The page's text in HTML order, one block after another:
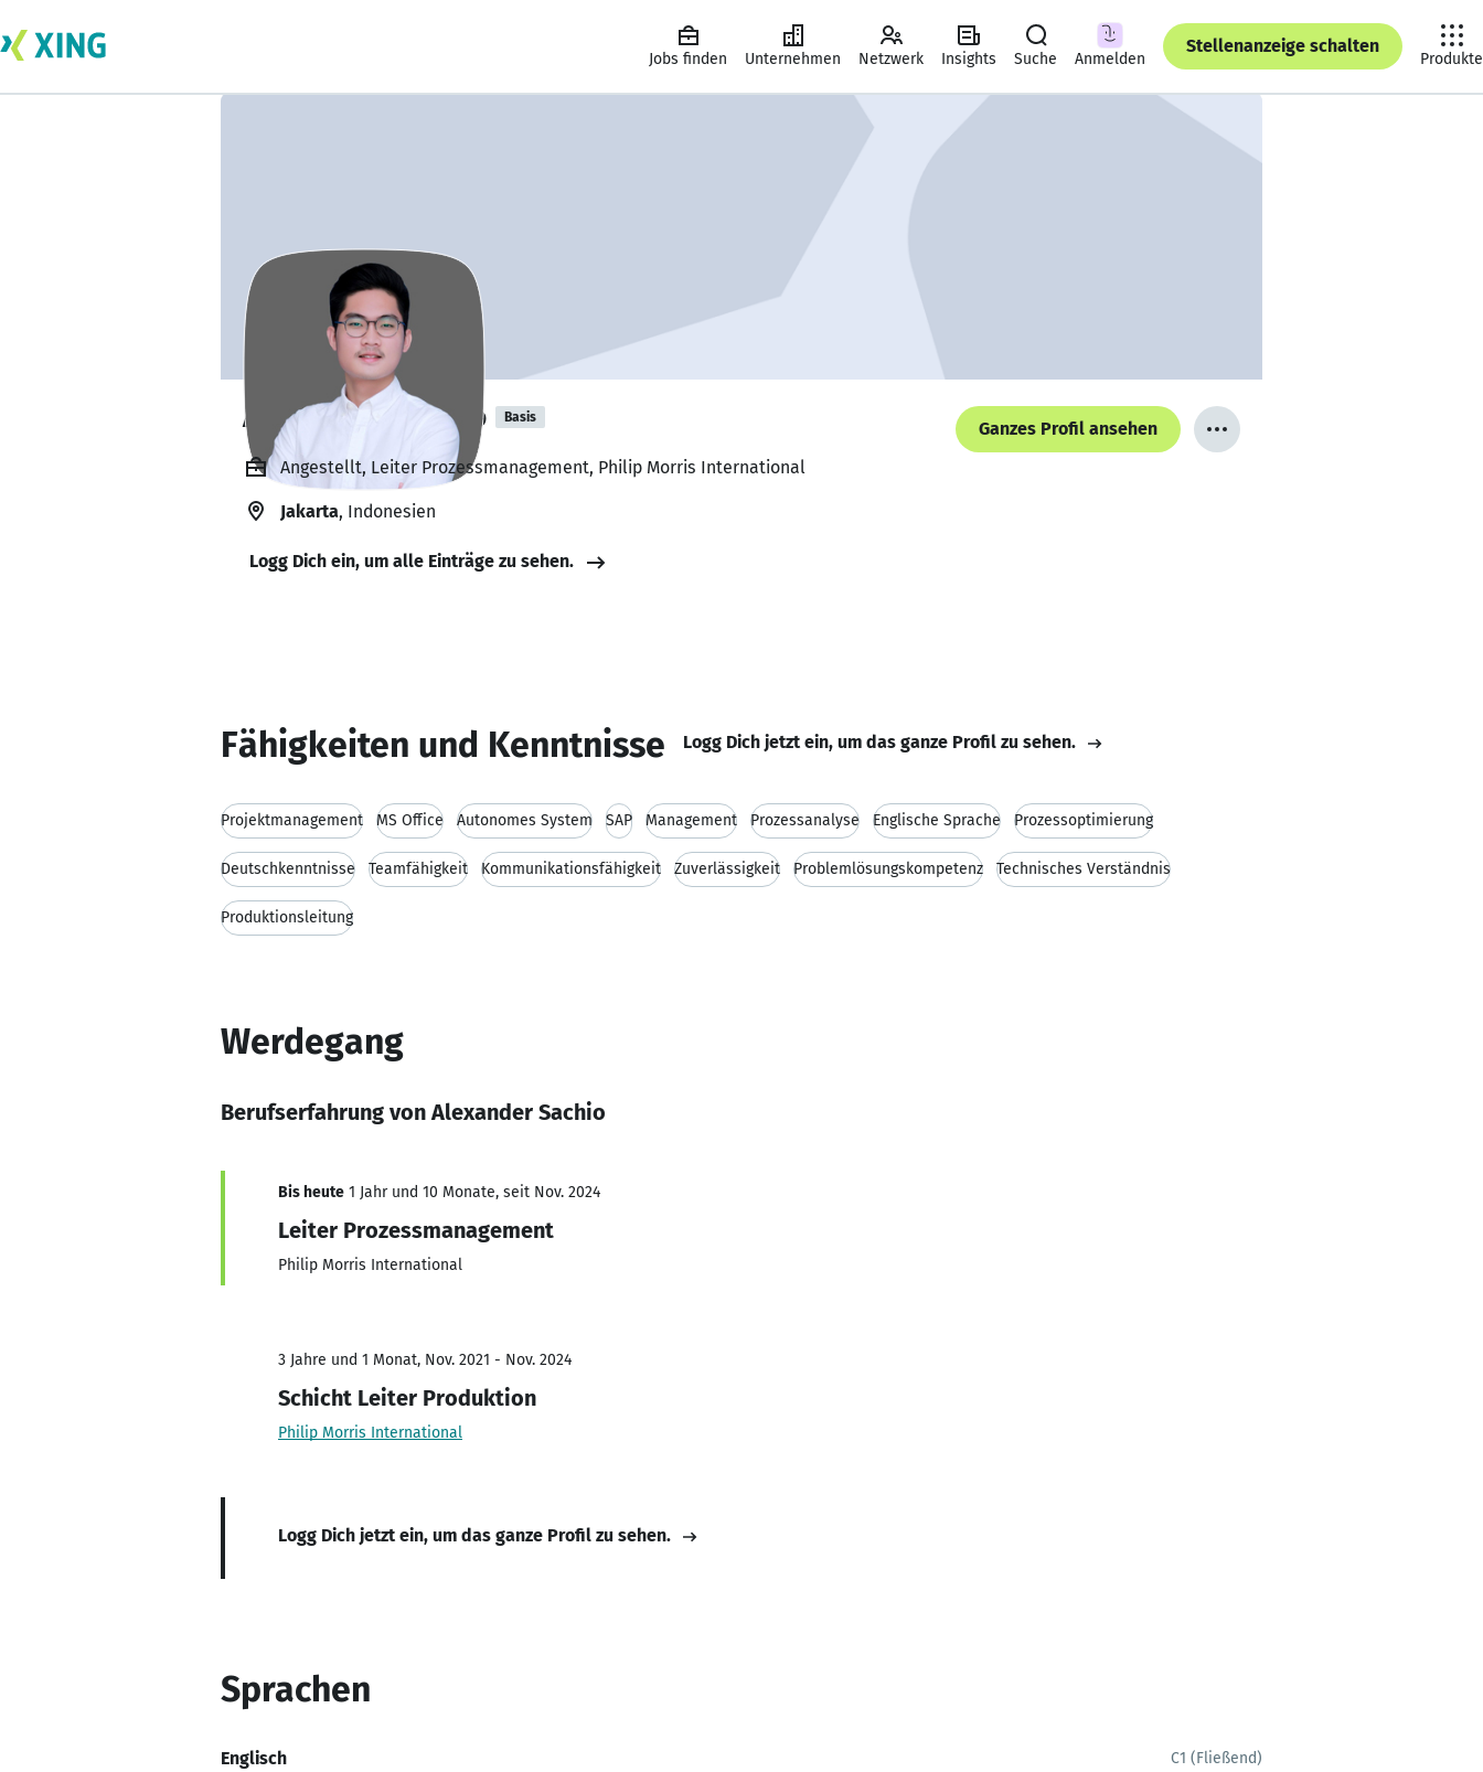
Jobs finden Unternehmen Netzwerk Insights Suche Anmelden
Stellenanzeige schalten
Produkte
Alexander Sachio Basis
Ganzes Profil ansehen
Angestellt, Leiter Prozessmanagement, Philip Morris International
Jakarta, Indonesien
Logg Dich ein, um alle Einträge zu sehen.
Fähigkeiten und Kenntnisse Logg Dich jetzt ein, um das ganze Profil zu sehen.
Projektmanagement MS Office Autonomes System SAP Management Prozessanalyse Englische Sprache Prozessoptimierung
Deutschkenntnisse Teamfähigkeit Kommunikationsfähigkeit Zuverlässigkeit Problemlösungskompetenz Technisches Verständnis
Produktionsleitung
Werdegang
Berufserfahrung von Alexander Sachio
Bis heute 1 Jahr und 10 Monate, seit Nov. 2024
Leiter Prozessmanagement
Philip Morris International
3 Jahre und 1 Monat, Nov. 2021 - Nov. 2024
Schicht Leiter Produktion
Philip Morris International
Logg Dich jetzt ein, um das ganze Profil zu sehen.
Sprachen
Englisch C1 (Fließend)